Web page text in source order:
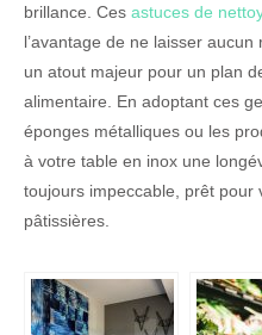
brillance. Ces astuces de
l’avantage de ne laisser
un atout majeur pour un plan
alimentaire. En adoptant ces
éponges métalliques ou les
à votre table en inox une
toujours impeccable, prêt pour
pâtissières.